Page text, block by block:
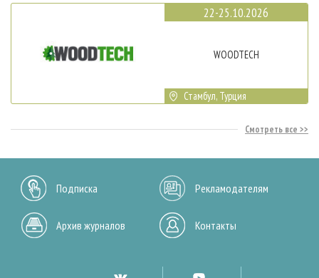
22-25.10.2026
WOODTECH
Стамбул, Турция
Смотреть все
Подписка Рекламодателям
Архив журналов Контакты